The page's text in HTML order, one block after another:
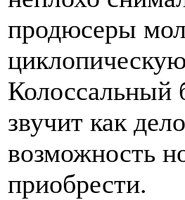
продюсеры
Колоссальный
звучит как
возможность
приобрести.